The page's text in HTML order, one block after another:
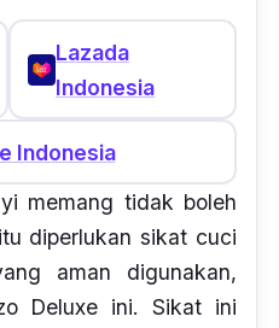
Lazada
Indonesia
Indonesia
memang tidak boleh
diperlukan sikat cuci
aman digunakan,
Deluxe ini. Sikat ini